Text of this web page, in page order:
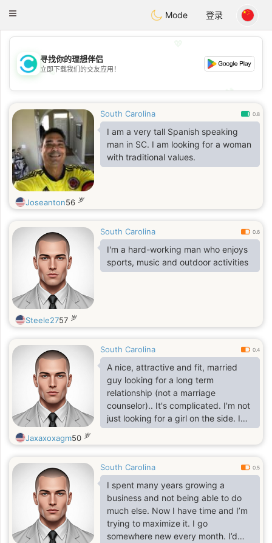
Citas
Toggle
Mode 登录
💖
💕
寻找你的理想伴侣
立即下载我们的交友应用！
South Carolina 0.8
I am a very tall Spanish speaking
man in SC. I am looking for a woman
with traditional values.
Joseanton56 岁
South Carolina 0.6
I'm a hard-working man who enjoys
sports, music and outdoor activities
Steele2757 岁
South Carolina 0.4
A nice, attractive and fit, married
guy looking for a long term
relationship (not a marriage
counselor).. It's complicated. I'm not
just looking for a girl on the side. I
would prefer a REAL connection built
from a friendship into a serious
minded, intelligent, funny and fun.I
enjoy meeting new people,
conversation, politics, sports,
movies, music, and more
Jaxaxoxagm50 岁
South Carolina 0.5
I spent many years growing a
business and not being able to do
much else. Now I have time and I’m
trying to maximize it. I go
somewhere new every month. I’d